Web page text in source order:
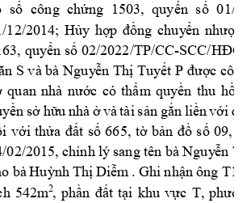
số công chứng 1503, quyển số 01/
12/2014; Hủy hợp đồng chuyển nhượ
quyển số 02/2022/TP/CC-SCC/
S và bà Nguyễn Thị Tuyết P được
quan nhà nước có thẩm quyền thu hồi
sở hữu nhà ở và tài sản gắn liền với
với thửa đất số 665, tờ bản đồ số 09,
02/2015, chỉnh lý sang tên bà Nguyễn T
bà Huỳnh Thị Diễm . Ghi nhận ông T1
542m2, phần đất tại khu vực T,